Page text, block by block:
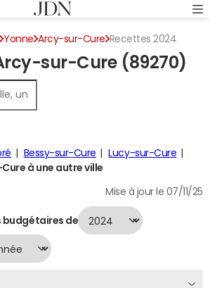
Yonne Arcy-sur-Cure Recettes 2024
sur-Cure (89270)
Bessy-sur-Cure
Lucy-sur-Cure
à une autre ville
Mise à jour le 07/11/25
budgétaires de